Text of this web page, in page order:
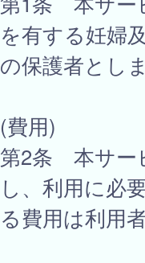
を有する妊婦
の保護者としま
(費用)
第2条 本サー
し、利用に必
る費用は利用